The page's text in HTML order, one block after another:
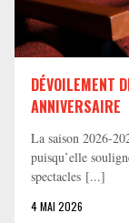
DÉVOILEMENT
ANNIVERSAIRE
La saison 2026-
puisqu’elle
spectacles [...]
4 MAI 2026